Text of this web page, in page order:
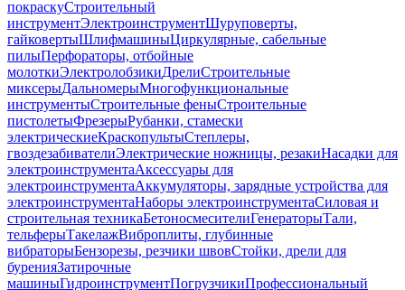
покраскуСтроительный
инструментЭлектроинструментШуруповерты,
гайковертыШлифмашиныЦиркулярные, сабельные
пилыПерфораторы, отбойные
молоткиЭлектролобзикиДрелиСтроительные
миксерыДальномерыМногофункциональные
инструментыСтроительные феныСтроительные
пистолетыФрезерыРубанки, стамески
электрическиеКраскопультыСтеплеры,
гвоздезабивателиЭлектрические ножницы, резакиНасадки для
электроинструментаАксессуары для
электроинструментаАккумуляторы, зарядные устройства для
электроинструментаНаборы электроинструментаСиловая и
строительная техникаБетоносмесителиГенераторыТали,
тельферыТакелажВиброплиты, глубинные
вибраторыБензорезы, резчики швовСтойки, дрели для
буренияЗатирочные
машиныГидроинструментПогрузчикиПрофессиональный